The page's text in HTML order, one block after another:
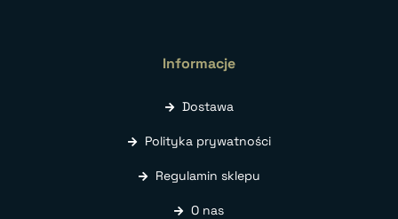
Informacje
Dostawa
Polityka prywatności
Regulamin sklepu
O nas